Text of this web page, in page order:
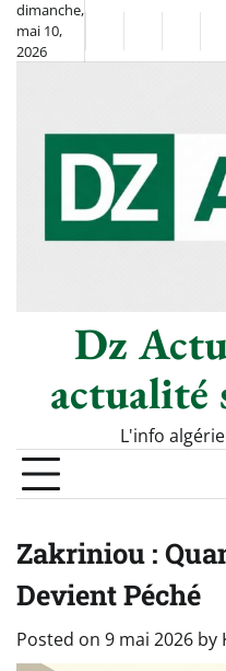
Skip
content
dimanche,
mai 10,
2026
FlashSport
Dz
actualité
L'info
Zakriniou :
Devient Péché
Posted on 9 mai 2026 by